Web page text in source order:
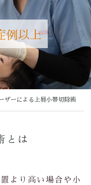
例以上
ザーによる上唇小帯切除術
とは
より高い場合や小